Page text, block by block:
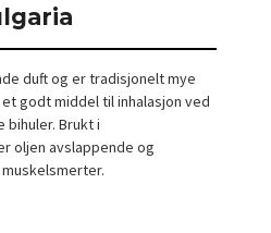
duft og er tradisjonelt mye
godt middel til inhalasjon ved
Brukt i
oljen avslappende og